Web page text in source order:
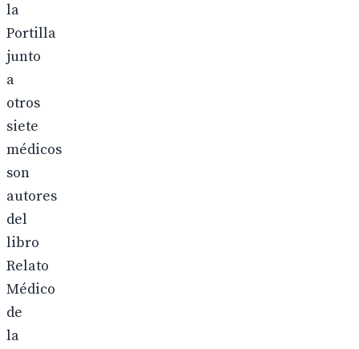
la
Portilla
junto
a
otros
siete
médicos
son
autores
del
libro
Relato
Médico
de
la